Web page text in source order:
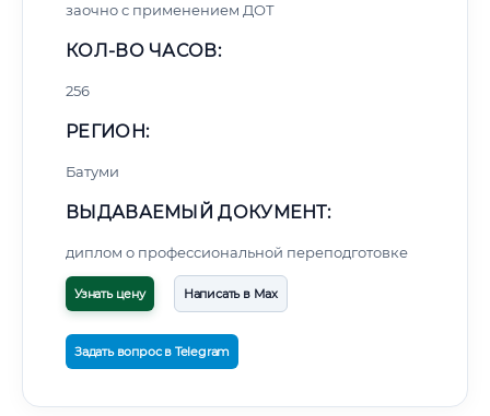
заочно с применением ДОТ
КОЛ-ВО ЧАСОВ:
256
РЕГИОН:
Батуми
ВЫДАВАЕМЫЙ ДОКУМЕНТ:
диплом о профессиональной переподготовке
Узнать цену Написать в Max
Задать вопрос в Telegram